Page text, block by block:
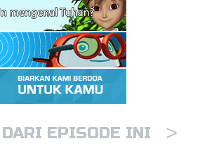
EPISODE INI >